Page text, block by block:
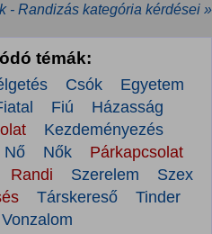
- Randizás kategória kérdései »
témák:
Csók
Egyetem
Fiú
Házasság
Kezdeményezés
Nő Nők
Párkapcsolat
Randi Szerelem
Szex
Társkereső
Tinder
Vonzalom